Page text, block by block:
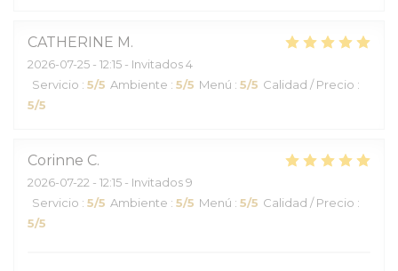
CATHERINE M
2026-07-25 - 12:15 - Invitados 4
Servicio : 5/5 Ambiente : 5/5 Menú : 5/5 Calidad / Precio :
5/5
Corinne C
2026-07-22 - 12:15 - Invitados 9
Servicio : 5/5 Ambiente : 5/5 Menú : 5/5 Calidad / Precio :
5/5